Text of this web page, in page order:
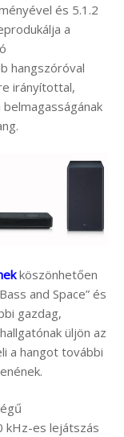
és 5.1.2
a
hangszóróval
irányítottal,
köszönhetően
and Space” és
gazdag,
üljön az
a hangot további
kHz-es lejátszás